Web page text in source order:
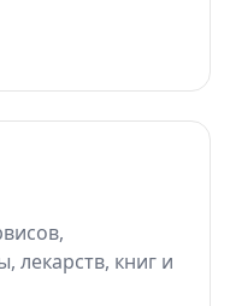
лекарств, книг и